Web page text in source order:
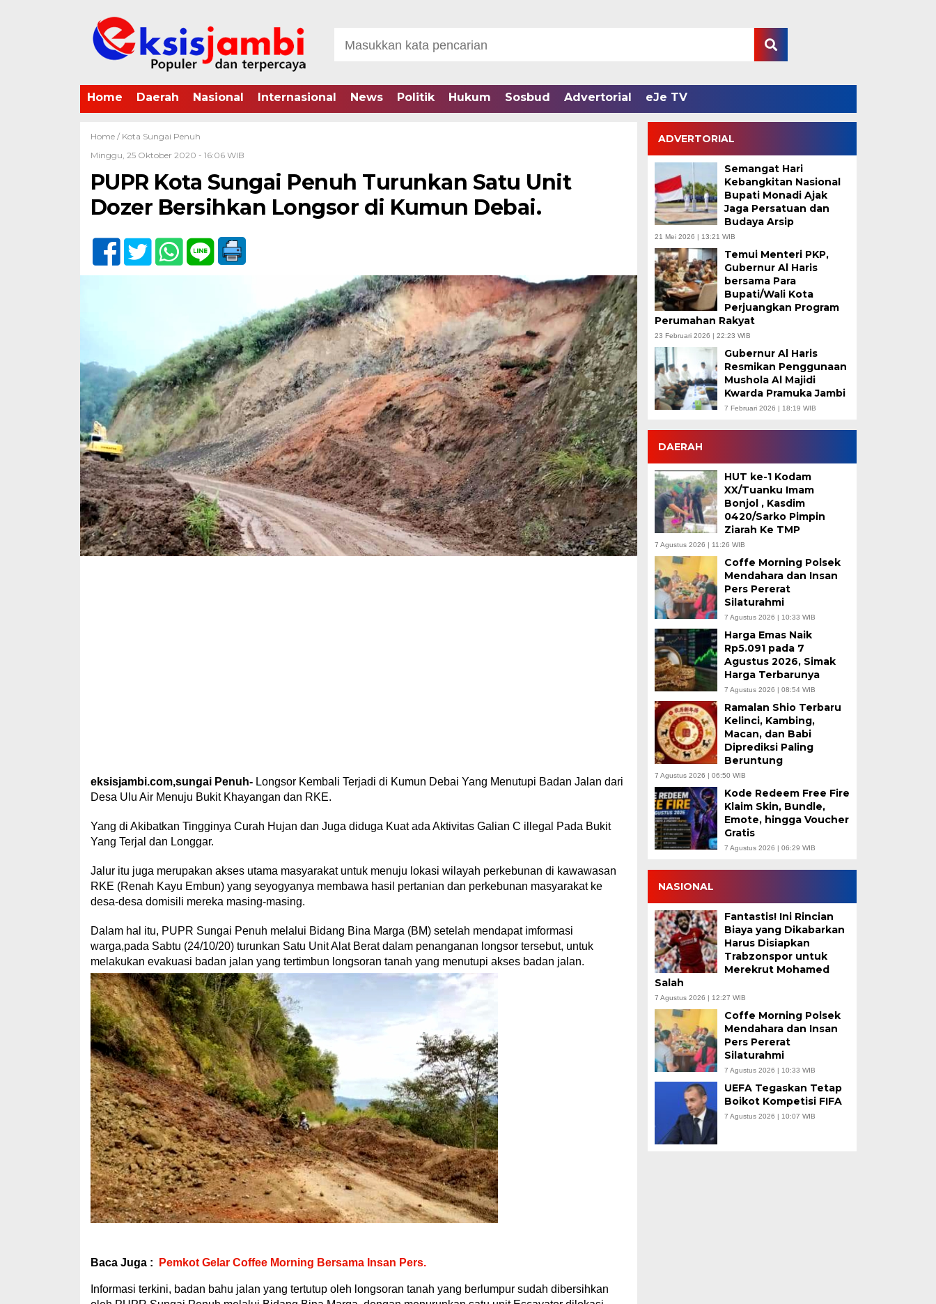
Home Daerah Nasional Internasional News Politik Hukum Sosbud Advertorial eJe TV
Home / Kota Sungai Penuh
Minggu, 25 Oktober 2020 - 16:06 WIB
PUPR Kota Sungai Penuh Turunkan Satu Unit
Dozer Bersihkan Longsor di Kumun Debai.
eksisjambi.com,sungai Penuh-Longsor Kembali Terjadi di Kumun Debai Yang Menutupi Badan Jalan dari
Desa Ulu Air Menuju Bukit Khayangan dan RKE.
Yang di Akibatkan Tingginya Curah Hujan dan Juga diduga Kuat ada Aktivitas Galian C illegal Pada Bukit
Yang Terjal dan Longgar.
Jalur itu juga merupakan akses utama masyarakat untuk menuju lokasi wilayah perkebunan di kawawasan
RKE (Renah Kayu Embun) yang seyogyanya membawa hasil pertanian dan perkebunan masyarakat ke
desa-desa domisili mereka masing-masing.
Dalam hal itu, PUPR Sungai Penuh melalui Bidang Bina Marga (BM) setelah mendapat imformasi
warga,pada Sabtu (24/10/20) turunkan Satu Unit Alat Berat dalam penanganan longsor tersebut, untuk
melakukan evakuasi badan jalan yang tertimbun longsoran tanah yang menutupi akses badan jalan.
Baca Juga : Pemkot Gelar Coffee Morning Bersama Insan Pers.
Informasi terkini, badan bahu jalan yang tertutup oleh longsoran tanah yang berlumpur sudah dibersihkan
ADVERTORIAL
Semangat Hari
Kebangkitan Nasional
Bupati Monadi Ajak
Jaga Persatuan dan
Budaya Arsip
21 Mei 2026 | 13:21 WIB
Temui Menteri PKP,
Gubernur Al Haris
bersama Para
Bupati/Wali Kota
Perjuangkan Program
Perumahan Rakyat
23 Februari 2026 | 22:23 WIB
Gubernur Al Haris
Resmikan Penggunaan
Mushola Al Majidi
Kwarda Pramuka Jambi
7 Februari 2026 | 18:19 WIB
DAERAH
HUT ke-1 Kodam
XX/Tuanku Imam
Bonjol , Kasdim
0420/Sarko Pimpin
Ziarah Ke TMP
7 Agustus 2026 | 11:26 WIB
Coffe Morning Polsek
Mendahara dan Insan
Pers Pererat
Silaturahmi
7 Agustus 2026 | 10:33 WIB
Harga Emas Naik
Rp5.091 pada 7
Agustus 2026, Simak
Harga Terbarunya
7 Agustus 2026 | 08:54 WIB
Ramalan Shio Terbaru
Kelinci, Kambing,
Macan, dan Babi
Diprediksi Paling
Beruntung
7 Agustus 2026 | 06:50 WIB
Kode Redeem Free Fire
Klaim Skin, Bundle,
Emote, hingga Voucher
Gratis
7 Agustus 2026 | 06:29 WIB
NASIONAL
Fantastis! Ini Rincian
Biaya yang Dikabarkan
Harus Disiapkan
Trabzonspor untuk
Merekrut Mohamed
Salah
7 Agustus 2026 | 12:27 WIB
Coffe Morning Polsek
Mendahara dan Insan
Pers Pererat
Silaturahmi
7 Agustus 2026 | 10:33 WIB
UEFA Tegaskan Tetap
Boikot Kompetisi FIFA
7 Agustus 2026 | 10:07 WIB